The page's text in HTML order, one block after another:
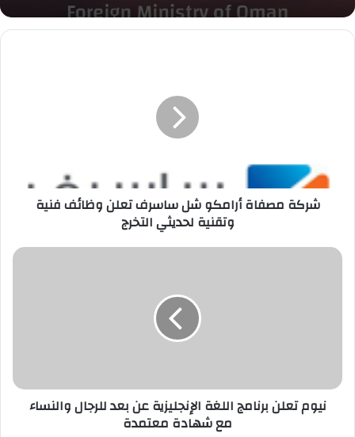
فنية
وتقنية
لحديثيشركة مصفاة أرامكو شل ساسرف تعلن وظائف فنية
وتقنية لحديثي التخرج
نيوم
والنساء
شهادة
نيوم تعلن برنامج اللغة الإنجليزية عن بعد للرجال والنساء
مع شهادة معتمدة